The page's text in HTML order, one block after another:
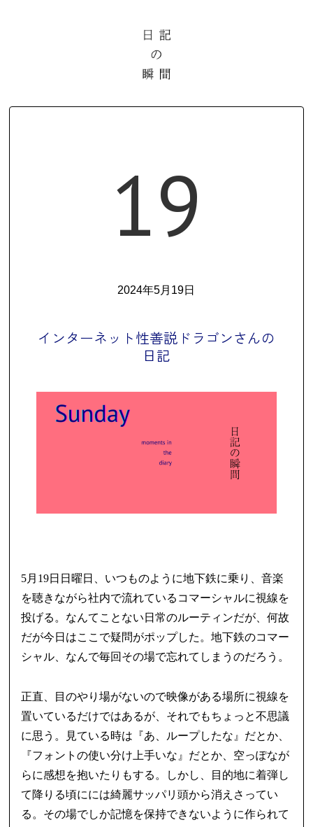
19
2024年5月19日
インターネット性善説ドラゴンさんの
日記
5月19日日曜日、いつものように地下鉄に乗り、音楽
を聴きながら社内で流れているコマーシャルに視線を
投げる。なんてことない日常のルーティンだが、何故
だが今日はここで疑問がポップした。地下鉄のコマー
シャル、なんで毎回その場で忘れてしまうのだろう。
正直、目のやり場がないので映像がある場所に視線を
置いているだけではあるが、それでもちょっと不思議
に思う。見ている時は『あ、ループしたな』だとか、
『フォントの使い分け上手いな』だとか、空っぽなが
らに感想を抱いたりもする。しかし、目的地に着弾し
て降りる頃にには綺麗サッパリ頭から消えさってい
る。その場でしか記憶を保持できないように作られて